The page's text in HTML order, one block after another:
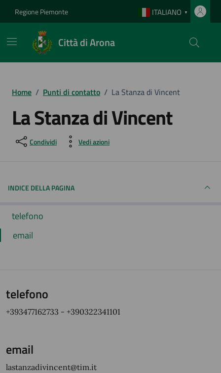
Regione Piemonte ITALIANO ▼
Città di Arona
Home / Punti di contatto / La Stanza di Vincent
La Stanza di Vincent
Condividi Vedi azioni
INDICE DELLA PAGINA
telefono
email
telefono
+393477162733 - +390322341101
email
lastanzadivincent@tim.it